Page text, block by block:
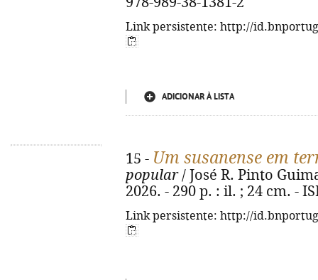
Link persistente: http://
ADICIONAR À LISTA
15 - Um susanense em
popular/ José R. Pinto
2026. - 290 p. : il. ; 24 cm. -
Link persistente: http://